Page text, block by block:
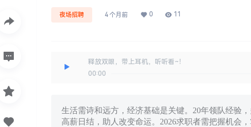
夜场招聘 4 个月前 0 11
释放双眼，带上耳机，听听看~！
00:00
生活需诗和远方，经济基础是关键。20年领队经验
高薪日结，助人改变命运。2026求职者需把握机会